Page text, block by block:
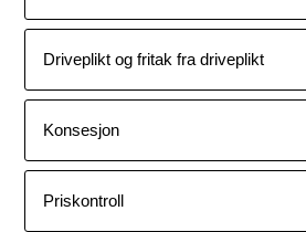
Driveplikt og fritak fra driveplikt
Konsesjon
Priskontroll